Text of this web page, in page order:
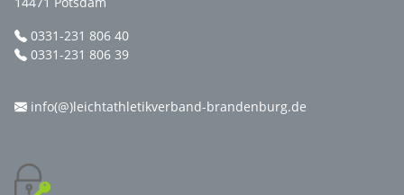
0331-231 806 40
0331-231 806 39
info(@)leichtathletikverband-brandenburg.de